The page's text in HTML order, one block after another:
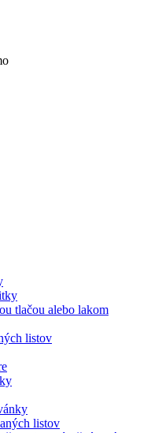
tlačou alebo lakom
listov
listov